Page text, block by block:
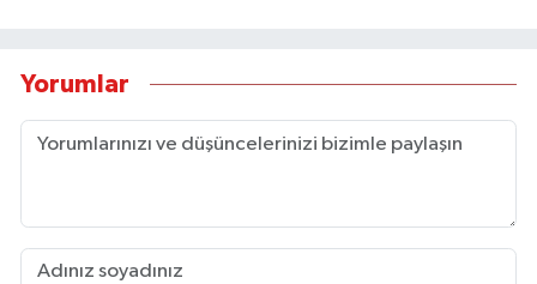
Yorumlar